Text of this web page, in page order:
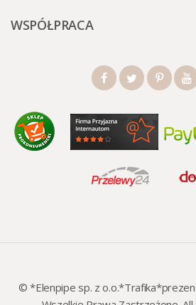
WSPÓŁPRACA
© *Elenpipe sp. z